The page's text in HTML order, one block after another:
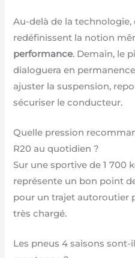
Au-delà de la technologie,
redéfinissent la notion
performance. Demain, le
dialoguera en
ajuster la suspension,
sécuriser le conducteur.
Quelle pression
R20 au quotidien ?
Sur une sportive de 1 700
représente un bon point
pour un trajet autoroutier
très chargé.
Les pneus 4 saisons